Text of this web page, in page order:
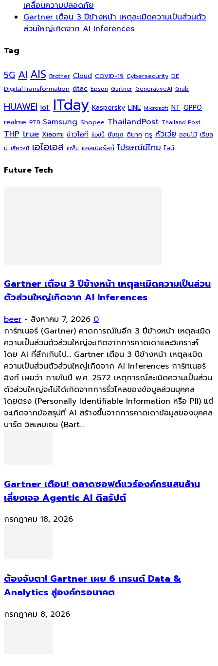
เคลื่อนความปลอดภัย
Gartner เตือน 3 ปีข้างหน้า เหตุละเมิดความเป็นส่วนตัว
ส่วนใหญ่เกิดจาก AI Inferences
Tag
5G AI AIS Brother Cloud COVID-19 Cybersecurity DE
DigitalTransformation dtac Epson Gartner GenerativeAI Grab
HUAWEI IoT ITday Kaspersky LINE Microsoft NT OPPO
realme RTB Samsung Shopee ThailandPost Thailand Post
THP true Xiaomi ข่าวไอที ช้อปปี้ ซัมซุง ดีแทค ทรู หัวเว่ย ออปโป้ เรียล
มี เสียวหมี่ เอไอเอส แกร็บ แคสเปอร์สกี้ ไปรษณีย์ไทย ไลน์
Future Tech
Gartner เตือน 3 ปีข้างหน้า เหตุละเมิดความเป็นส่วน
ตัวส่วนใหญ่เกิดจาก AI Inferences
beer - สิงหาคม 7, 2026 0
การ์ทเนอร์ (Gartner) คาดการณ์ในอีก 3 ปีข้างหน้า เหตุละเมิด
ความเป็นส่วนตัวส่วนใหญ่จะเกิดจากการคาดเดาและวิเคราะห์
โดย AI ที่ลึกเกินไป... Gartner เตือน 3 ปีข้างหน้า เหตุละเมิด
ความเป็นส่วนตัวส่วนใหญ่เกิดจาก AI Inferences การ์ทเนอร์
อิงก์ เผยว่า ภายในปี พ.ศ. 2572 เหตุการณ์ละเมิดความเป็นส่วน
ตัวส่วนใหญ่จะไม่ได้เกิดจากการรั่วไหลของข้อมูลส่วนบุคคล
โดยตรง (Personally Identifiable Information หรือ PII) แต่
จะเกิดจากข้อสรุปที่ AI สร้างขึ้นจากการคาดเดาข้อมูลของบุคคล
บาร์ต วิลเลมเซน (Bart...
Gartner เตือน! ตลาดซอฟต์แวร์องค์กรแสนล้าน
เสี่ยงเจอ Agentic AI ดิสรัปต์
กรกฎาคม 18, 2026
ต้องจับตา! Gartner เผย 6 เทรนด์ Data &
Analytics สู่องค์กรอนาคต
กรกฎาคม 8, 2026